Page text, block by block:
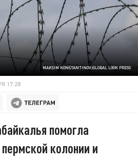
MAKSIM KONSTANTINOV/GLOBAL LOOK PRESS
17:28
помогла
колонии и